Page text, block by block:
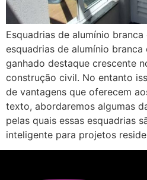
Esquadrias de alumínio
esquadrias de alumínio
ganhado destaque crescente
construção civil. No entanto
de vantagens que oferecem
texto, abordaremos algumas
pelas quais essas esquadrias
inteligente para projetos